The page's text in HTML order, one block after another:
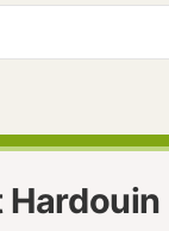
Hardouin